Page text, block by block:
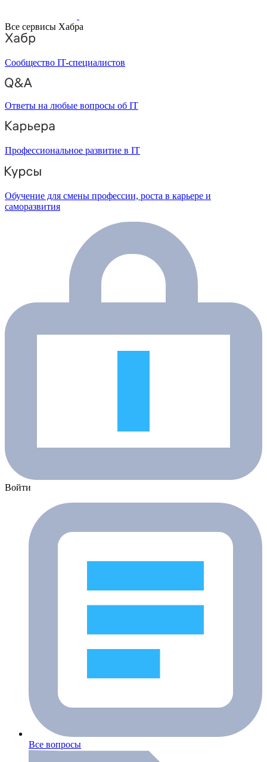
Все сервисы Хабра
Сообщество IT-специалистов
Ответы на любые вопросы об IT
Профессиональное развитие в IT
Обучение для смены профессии, роста в карьере и
саморазвития
Войти
Все вопросы